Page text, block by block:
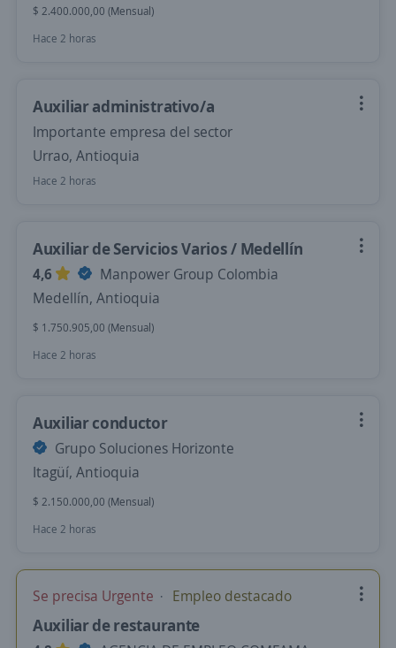
$ 2.400.000,00 (Mensual)
Hace 2 horas
Auxiliar administrativo/a
Importante empresa del sector
Urrao, Antioquia
Hace 2 horas
Auxiliar de Servicios Varios / Medellín
4,6
Manpower Group Colombia
Medellín, Antioquia
$ 1.750.905,00 (Mensual)
Hace 2 horas
Auxiliar conductor
Grupo Soluciones Horizonte
Itagüí, Antioquia
$ 2.150.000,00 (Mensual)
Hace 2 horas
Se precisa Urgente Empleo destacado
Auxiliar de restaurante